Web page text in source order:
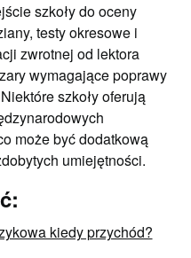
szkoły do oceny
testy okresowe i
zwrotnej od lektora
wymagające poprawy
szkoły oferują
może być dodatkową
umiejętności.
kiedy przychód?